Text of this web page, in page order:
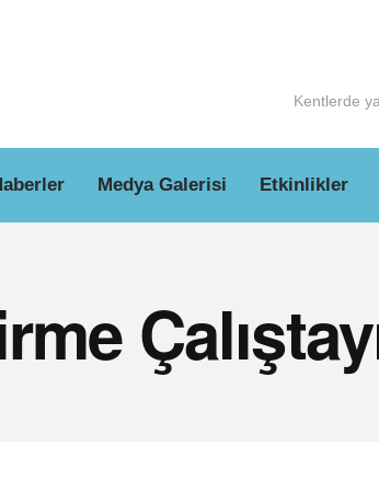
Kentlerde
Medya Galerisi Etkinlikler